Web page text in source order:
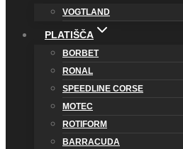
VOGTLAND
PLATIŠČA
BORBET
RONAL
SPEEDLINE CORSE
MOTEC
ROTIFORM
BARRACUDA